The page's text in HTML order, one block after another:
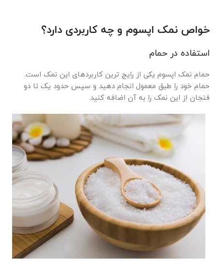
خواص نمک اپسوم و چه کاربردی دارد؟
استفاده در حمام
حمام نمک اپسوم یکی از رایج ترین کاربردهای این نمک است.
حمام خود را طبق معمول انجام دهید و سپس حدود یک تا دو
فنجان از این نمک را به آن اضافه کنید.